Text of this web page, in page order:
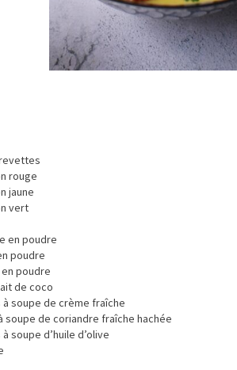
rouge
jaune
vert
en poudre
poudre
poudre
de coco
à soupe de crème fraîche
soupe de coriandre fraîche hachée
soupe d’huile d’olive